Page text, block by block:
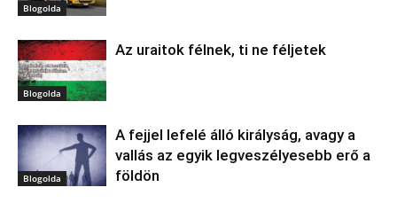
Blogolda
Blogolda
Az uraitok félnek, ti ne féljetek
Blogolda
A fejjel lefelé álló királyság, avagy a
vallás az egyik legveszélyesebb erő a
földön